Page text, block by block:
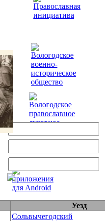
Уезд
Сольвычегодский